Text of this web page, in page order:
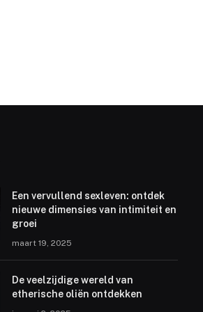
Een vervullend sexleven: ontdek
nieuwe dimensies van intimiteit en
groei
maart 19, 2025
De veelzijdige wereld van
etherische oliën ontdekken